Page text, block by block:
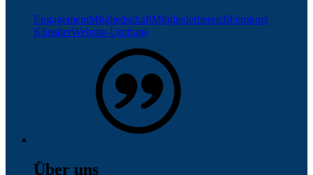
EngagementMitgliedschaftMitgliederbereichFernkurs
KünstlerWebsite-Umfrage
Über uns